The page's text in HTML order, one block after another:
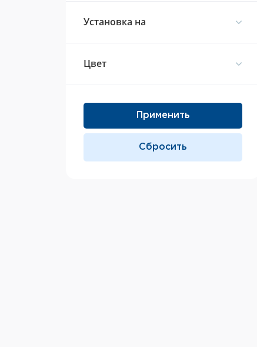
Установка на
Цвет